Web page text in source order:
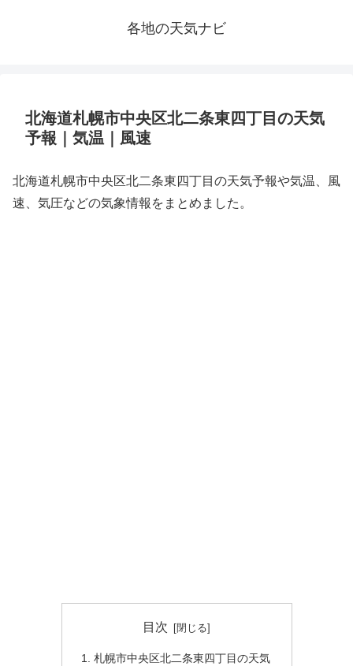
各地の天気ナビ
北海道札幌市中央区北二条東四丁目の天気
予報｜気温｜風速
北海道札幌市中央区北二条東四丁目の天気予報や気温、風
速、気圧などの気象情報をまとめました。
目次
札幌市中央区北二条東四丁目の天気